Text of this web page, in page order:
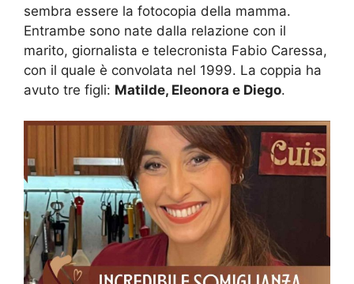
sembra essere la fotocopia della mamma.
Entrambe sono nate dalla relazione con il
marito, giornalista e telecronista Fabio Caressa,
con il quale è convolata nel 1999. La coppia ha
avuto tre figli: Matilde, Eleonora e Diego.